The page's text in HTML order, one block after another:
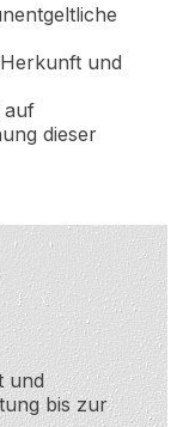
und
auf
dieser
und
bis zur